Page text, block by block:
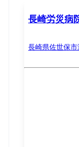
長崎労災病
長崎県佐世保